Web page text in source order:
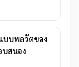
บบพลวัตของ
สนอง